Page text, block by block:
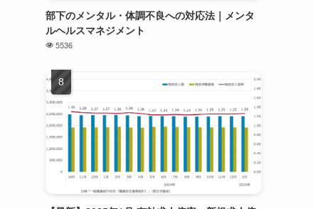
部下のメンタル・体調不良への対応法｜メンタ
ルヘルスマネジメント
5536